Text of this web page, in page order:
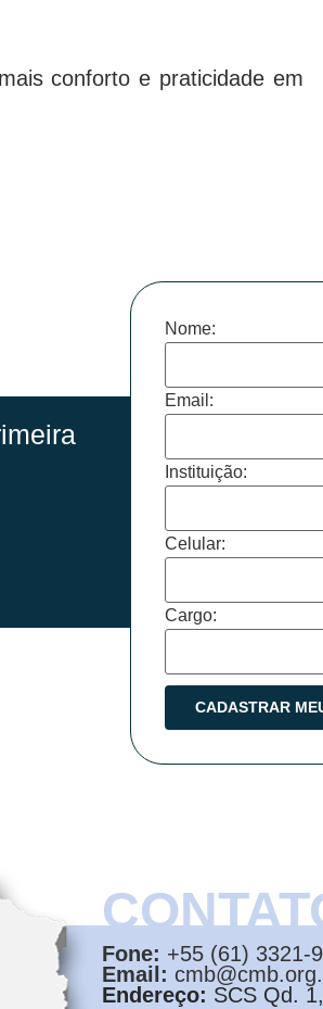
conforto e praticidade em
Nome:
Email:
Instituição:
Celular:
Cargo:
Fone: +55 (61) 3321-
Email:
Endereço: SCS Qd.